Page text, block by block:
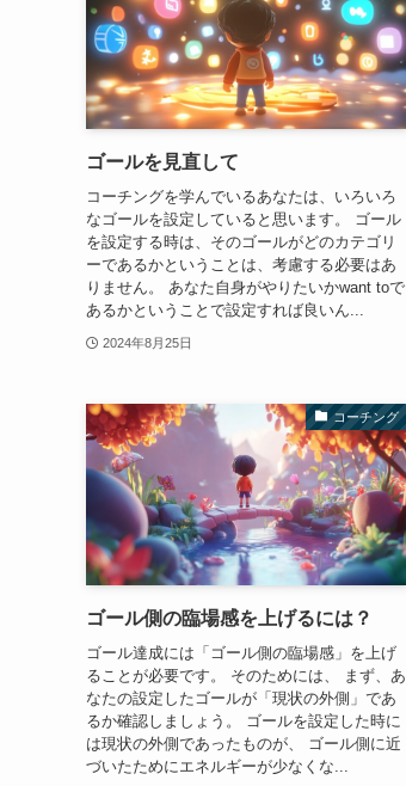
ゴールを見直して
コーチングを学んでいるあなたは、いろいろ
なゴールを設定していると思います。 ゴール
を設定する時は、そのゴールがどのカテゴリ
ーであるかということは、考慮する必要はあ
りません。 あなた自身がやりたいかwant toで
あるかということで設定すれば良いん...
2024年8月25日
コーチング
ゴール側の臨場感を上げるには？
ゴール達成には「ゴール側の臨場感」を上げ
ることが必要です。 そのためには、 まず、あ
なたの設定したゴールが「現状の外側」であ
るか確認しましょう。 ゴールを設定した時に
は現状の外側であったものが、 ゴール側に近
づいたためにエネルギーが少なくな...